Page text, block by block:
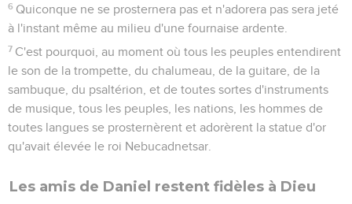
6 Quiconque ne se prosternera pas et n'adorera pas sera jeté
à l'instant même au milieu d'une fournaise ardente.
7 C'est pourquoi, au moment où tous les peuples entendirent
le son de la trompette, du chalumeau, de la guitare, de la
sambuque, du psaltérion, et de toutes sortes d'instruments
de musique, tous les peuples, les nations, les hommes de
toutes langues se prosternèrent et adorèrent la statue d'or
qu'avait élevée le roi Nebucadnetsar.
Les amis de Daniel restent fidèles à Dieu